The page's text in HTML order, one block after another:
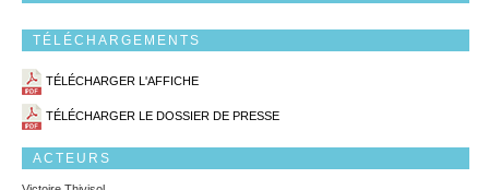
TÉLÉCHARGEMENTS
TÉLÉCHARGER L'AFFICHE
TÉLÉCHARGER LE DOSSIER DE PRESSE
ACTEURS